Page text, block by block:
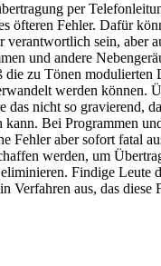
per
öfteren Fehler. Dafür
verantwortlich sein, aber
und andere
die zu Tönen modulierten
werden können.
das nicht so gravierend,
kann. Bei Programmen
Fehler aber sofort fatal
werden, um
Findige Leute
Verfahren aus, das diese